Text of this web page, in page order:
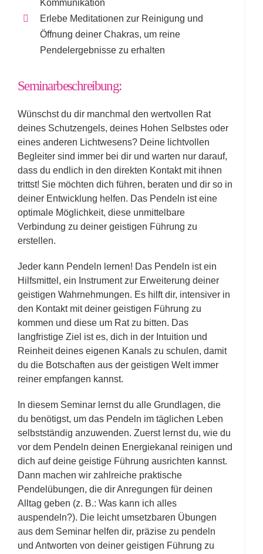
Kommunikation
Erlebe Meditationen zur Reinigung und
Öffnung deiner Chakras, um reine
Pendelergebnisse zu erhalten
Seminarbeschreibung:
Wünschst du dir manchmal den wertvollen Rat
deines Schutzengels, deines Hohen Selbstes oder
eines anderen Lichtwesens? Deine lichtvollen
Begleiter sind immer bei dir und warten nur darauf,
dass du endlich in den direkten Kontakt mit ihnen
trittst! Sie möchten dich führen, beraten und dir so in
deiner Entwicklung helfen. Das Pendeln ist eine
optimale Möglichkeit, diese unmittelbare
Verbindung zu deiner geistigen Führung zu
erstellen.
Jeder kann Pendeln lernen! Das Pendeln ist ein
Hilfsmittel, ein Instrument zur Erweiterung deiner
geistigen Wahrnehmungen. Es hilft dir, intensiver in
den Kontakt mit deiner geistigen Führung zu
kommen und diese um Rat zu bitten. Das
langfristige Ziel ist es, dich in der Intuition und
Reinheit deines eigenen Kanals zu schulen, damit
du die Botschaften aus der geistigen Welt immer
reiner empfangen kannst.
In diesem Seminar lernst du alle Grundlagen, die
du benötigst, um das Pendeln im täglichen Leben
selbstständig anzuwenden. Zuerst lernst du, wie du
vor dem Pendeln deinen Energiekanal reinigen und
dich auf deine geistige Führung ausrichten kannst.
Dann machen wir zahlreiche praktische
Pendelübungen, die dir Anregungen für deinen
Alltag geben (z. B.: Was kann ich alles
auspendeln?). Die leicht umsetzbaren Übungen
aus dem Seminar helfen dir, präzise zu pendeln
und Antworten von deiner geistigen Führung zu